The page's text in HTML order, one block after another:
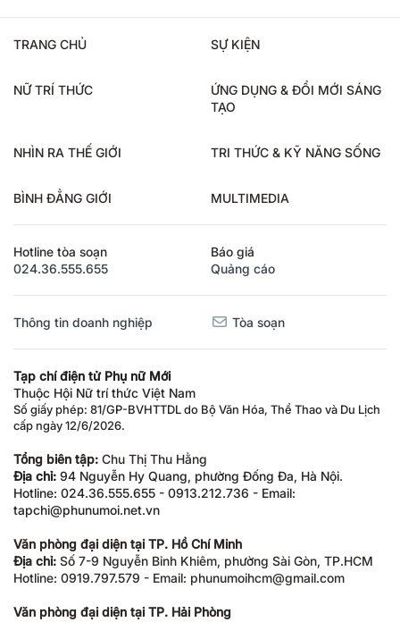
TRANG CHỦ SỰ KIỆN
NỮ TRÍ THỨC
ỨNG DỤNG & ĐỔI MỚI SÁNG
TẠO
NHÌN RA THẾ GIỚI TRI THỨC & KỸ NĂNG SỐNG
BÌNH ĐẲNG GIỚI MULTIMEDIA
Hotline tòa soạn
024.36.555.655
Báo giá
Quảng cáo
Thông tin doanh nghiệp Tòa soạn
Tạp chí điện tử Phụ nữ Mới
Thuộc Hội Nữ trí thức Việt Nam
Số giấy phép: 81/GP-BVHTTDL do Bộ Văn Hóa, Thể Thao và Du Lịch
cấp ngày 12/6/2026.
Tổng biên tập: Chu Thị Thu Hằng
Địa chỉ: 94 Nguyễn Hy Quang, phường Đống Đa, Hà Nội.
Hotline: 024.36.555.655 - 0913.212.736 - Email:
tapchi@phunumoi.net.vn
Văn phòng đại diện tại TP. Hồ Chí Minh
Địa chỉ: Số 7-9 Nguyễn Bỉnh Khiêm, phường Sài Gòn, TP.HCM
Hotline: 0919.797.579 - Email: phunumoihcm@gmail.com
Văn phòng đại diện tại TP. Hải Phòng